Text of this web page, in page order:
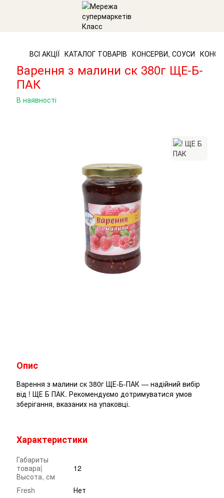
ВСІ АКЦІЇ КАТАЛОГ ТОВАРІВ КОНСЕРВИ, СОУСИ
Варення з малини ск 380г ЩЕ-Б-
ПАК
В наявності
Опис
Варення з малини ск 380г ЩЕ-Б-ПАК — надійний вибір
від ! ЩЕ Б ПАК. Рекомендуємо дотримуватися умов
зберігання, вказаних на упаковці.
Характеристики
Габариты
товара|
Высота, см
12
Fresh
Нет